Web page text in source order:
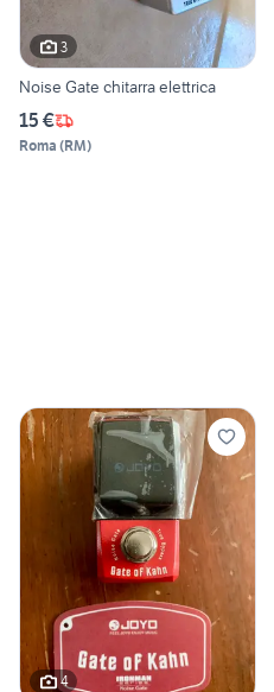
3
Noise Gate chitarra elettrica
15 €
Roma (RM)
4